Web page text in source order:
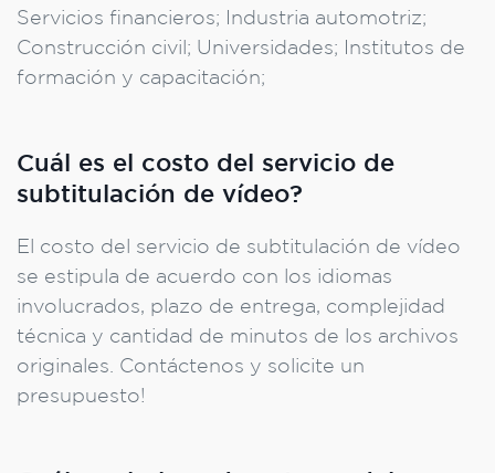
Servicios financieros; Industria automotriz;
Construcción civil; Universidades; Institutos de
formación y capacitación;
Cuál es el costo del servicio de
subtitulación de vídeo?
El costo del servicio de subtitulación de vídeo
se estipula de acuerdo con los idiomas
involucrados, plazo de entrega, complejidad
técnica y cantidad de minutos de los archivos
originales. Contáctenos y solicite un
presupuesto!